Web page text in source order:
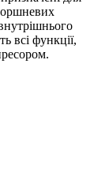
всі функції,